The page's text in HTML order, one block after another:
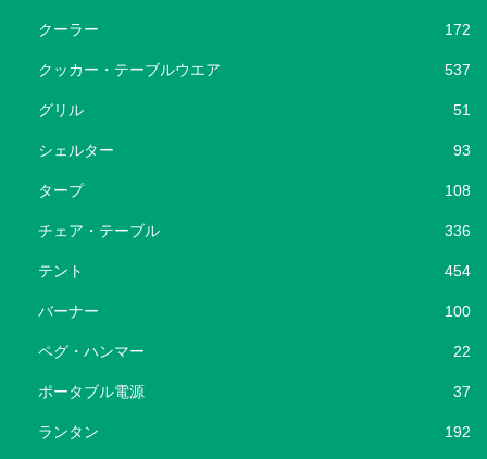
クーラー 172
クッカー・テーブルウエア 537
グリル 51
シェルター 93
タープ 108
チェア・テーブル 336
テント 454
バーナー 100
ペグ・ハンマー 22
ポータブル電源 37
ランタン 192